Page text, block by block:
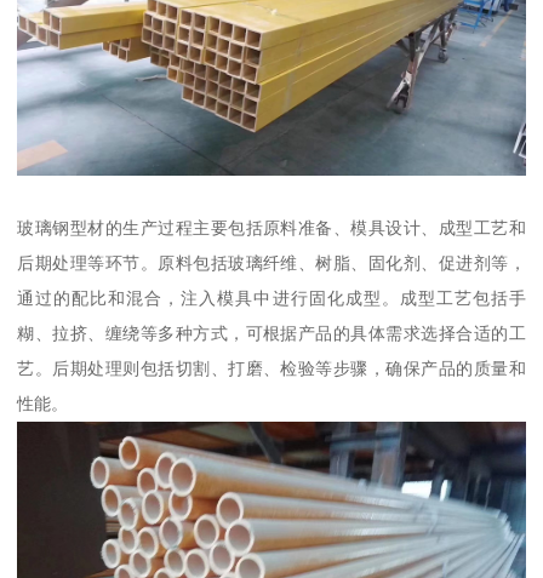
玻璃钢型材的生产过程主要包括原料准备、模具设计、成型工艺和
后期处理等环节。原料包括玻璃纤维、树脂、固化剂、促进剂等，
通过的配比和混合，注入模具中进行固化成型。成型工艺包括手
糊、拉挤、缠绕等多种方式，可根据产品的具体需求选择合适的工
艺。后期处理则包括切割、打磨、检验等步骤，确保产品的质量和
性能。